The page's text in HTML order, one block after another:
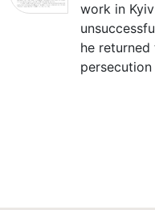
work in
he